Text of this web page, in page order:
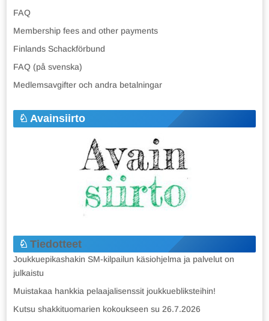
FAQ
Membership fees and other payments
Finlands Schackförbund
FAQ (på svenska)
Medlemsavgifter och andra betalningar
Avainsiirto
Tiedotteet
Joukkuepikashakin SM-kilpailun käsiohjelma ja palvelut on
julkaistu
Muistakaa hankkia pelaajalisenssit joukkuebliksteihin!
Kutsu shakkituomarien kokoukseen su 26.7.2026